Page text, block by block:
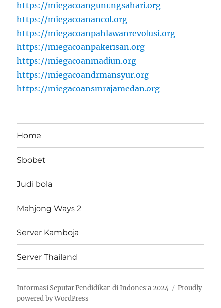
https://miegacoangunungsahari.org
https://miegacoanancol.org
https://miegacoanpahlawanrevolusi.org
https://miegacoanpakerisan.org
https://miegacoanmadiun.org
https://miegacoandrmansyur.org
https://miegacoansmrajamedan.org
Home
Sbobet
Judi bola
Mahjong Ways 2
Server Kamboja
Server Thailand
Informasi Seputar Pendidikan di Indonesia 2024
Proudly
powered by WordPress